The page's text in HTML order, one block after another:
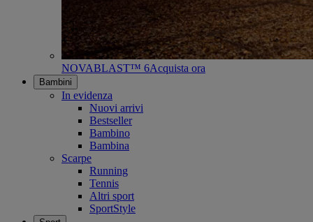
NOVABLAST™ 6Acquista ora
Bambini
In evidenza
Nuovi arrivi
Bestseller
Bambino
Bambina
Scarpe
Running
Tennis
Altri sport
SportStyle